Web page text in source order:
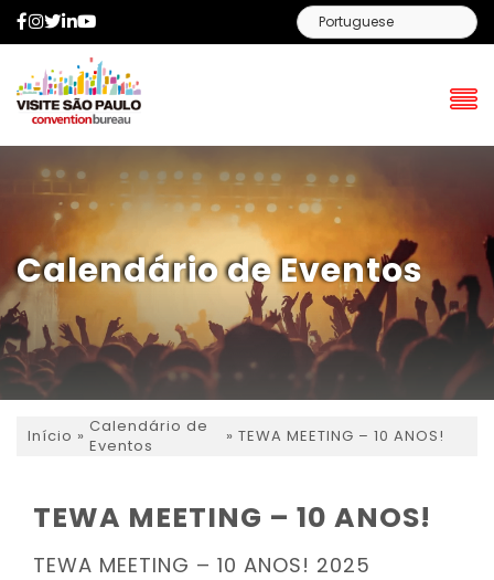
Facebook
Instagram
Twitter
LinkedIn
Calendário de Eventos
Início » Calendário de
Eventos
» TEWA MEETING – 10 ANOS!
TEWA MEETING – 10 ANOS!
TEWA MEETING – 10 ANOS! 2025